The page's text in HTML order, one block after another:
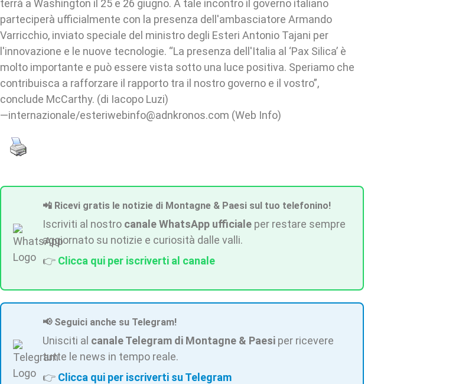
terrà a Washington il 25 e 26 giugno. A tale incontro il governo italiano
parteciperà ufficialmente con la presenza dell'ambasciatore Armando
Varricchio, inviato speciale del ministro degli Esteri Antonio Tajani per
l'innovazione e le nuove tecnologie. “La presenza dell'Italia al ‘Pax Silica’ è
molto importante e può essere vista sotto una luce positiva. Speriamo che
contribuisca a rafforzare il rapporto tra il nostro governo e il vostro”,
conclude McCarthy. (di Iacopo Luzi)
—internazionale/esteriwebinfo@adnkronos.com (Web Info)
📲 Ricevi gratis le notizie di Montagne & Paesi sul tuo telefonino!
Iscriviti al nostro canale WhatsApp ufficiale per restare sempre
aggiornato su notizie e curiosità dalle valli.
👉 Clicca qui per iscriverti al canale
📢 Seguici anche su Telegram!
Unisciti al canale Telegram di Montagne & Paesi per ricevere
tutte le news in tempo reale.
👉 Clicca qui per iscriverti su Telegram